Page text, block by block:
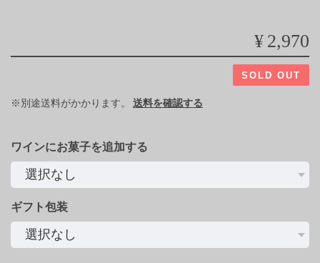
¥2,970
SOLD OUT
※別途送料がかかります。 送料を確認する
ワインにお菓子を追加する
ギフト包装